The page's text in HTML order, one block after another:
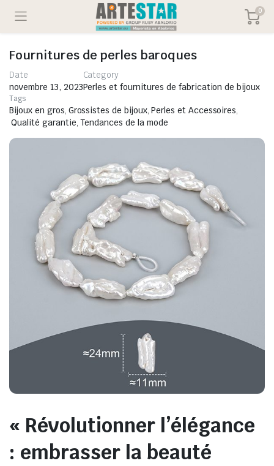
0
Fournitures de perles baroques
Date
novembre 13, 2023
Category
Perles et fournitures de fabrication de bijoux
Tags
Bijoux en gros, Grossistes de bijoux, Perles et Accessoires,
Qualité garantie, Tendances de la mode
« Révolutionner l’élégance
: embrasser la beauté